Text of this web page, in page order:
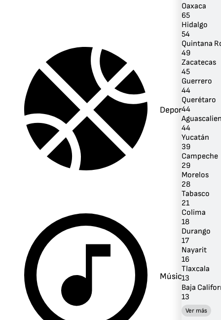
Deportes
Música
Oaxaca
65
Hidalgo
54
Quintana
49
Zacatecas
45
Guerrero
44
Querétaro
44
44
Yucatán
39
Campeche
29
Morelos
28
Tabasco
21
Colima
18
Durango
17
Nayarit
16
Tlaxcala
13
Baja
13
Ver más